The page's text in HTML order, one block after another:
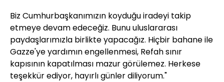
Biz Cumhurbaşkanımızın koyduğu iradeyi takip
etmeye devam edeceğiz. Bunu uluslararası
paydaşlarımızla birlikte yapacağız. Hiçbir bahane ile
Gazze'ye yardımın engellenmesi, Refah sınır
kapısının kapatılması mazur görülemez. Herkese
teşekkür ediyor, hayırlı günler diliyorum."